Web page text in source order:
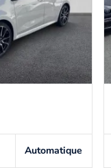
Automatique